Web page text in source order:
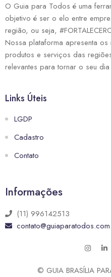
O Guia para Todos é uma
objetivo é ser o elo entre
região, ou seja,
Nossa plataforma apresenta
produtos e serviços das
relevantes para tornar o seu
Links Úteis
LGDP
Cadastro
Contato
Informações
(11) 996142513
© GUIA BRASÍLIA